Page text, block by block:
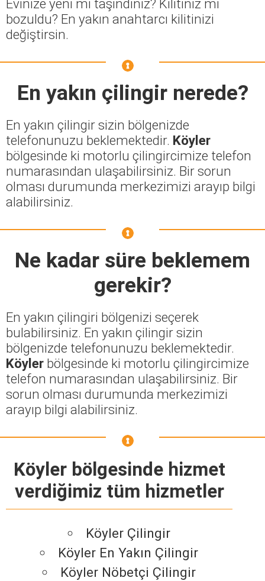
Evinize yeni mi taşındınız? Kilitiniz mi
bozuldu? En yakın anahtarcı kilitinizi
değiştirsin.
En yakın çilingir nerede?
En yakın çilingir sizin bölgenizde
telefonunuzu beklemektedir. Köyler
bölgesinde ki motorlu çilingircimize telefon
numarasından ulaşabilirsiniz. Bir sorun
olması durumunda merkezimizi arayıp bilgi
alabilirsiniz.
Ne kadar süre beklemem
gerekir?
En yakın çilingiri bölgenizi seçerek
bulabilirsiniz. En yakın çilingir sizin
bölgenizde telefonunuzu beklemektedir.
Köyler bölgesinde ki motorlu çilingircimize
telefon numarasından ulaşabilirsiniz. Bir
sorun olması durumunda merkezimizi
arayıp bilgi alabilirsiniz.
Köyler bölgesinde hizmet
verdiğimiz tüm hizmetler
Köyler Çilingir
Köyler En Yakın Çilingir
Köyler Nöbetçi Çilingir